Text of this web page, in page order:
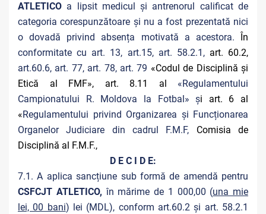
ATLETICO a lipsit medicul și antrenorul calificat de
categoria corespunzătoare și nu a fost prezentată nici
o dovadă privind absența motivată a acestora. În
conformitate cu art. 13, art.15, art. 58.2.1, art. 60.2,
art.60.6, art. 77, art. 78, art. 79 «Codul de Disciplină și
Etică al FMF», art. 8.11 al «Regulamentului
Campionatului R. Moldova la Fotbal» și art. 6 al
«Regulamentului privind Organizarea și Funcționarea
Organelor Judiciare din cadrul F.M.F, Comisia de
Disciplină al F.M.F.,
D E C I D E:
7.1. A aplica sancțiune sub formă de amendă pentru
CSFCJT ATLETICO,în mărime de 1 000,00 (una mie
lei, 00 bani) lei (MDL), conform art.60.2 și art. 58.2.1